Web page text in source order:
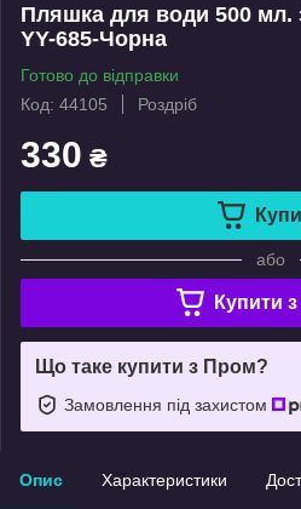
Пляшка для води 500 мл.
YY-685-Чорна
Готово до відправки
Код: 44105
Роздріб
330 ₴
або
Купити з
Що таке купити з Пром?
Замовлення під захистом
Опис Характеристики